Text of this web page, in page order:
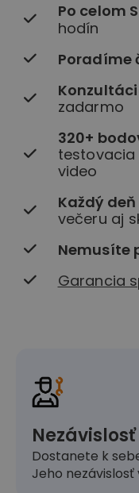
Po celom
hodín
Poradíme
zadarmo
320+
testovacia
video
Každý
večeru aj
Nemusíte
Garancia
Dostanete k
Jeho